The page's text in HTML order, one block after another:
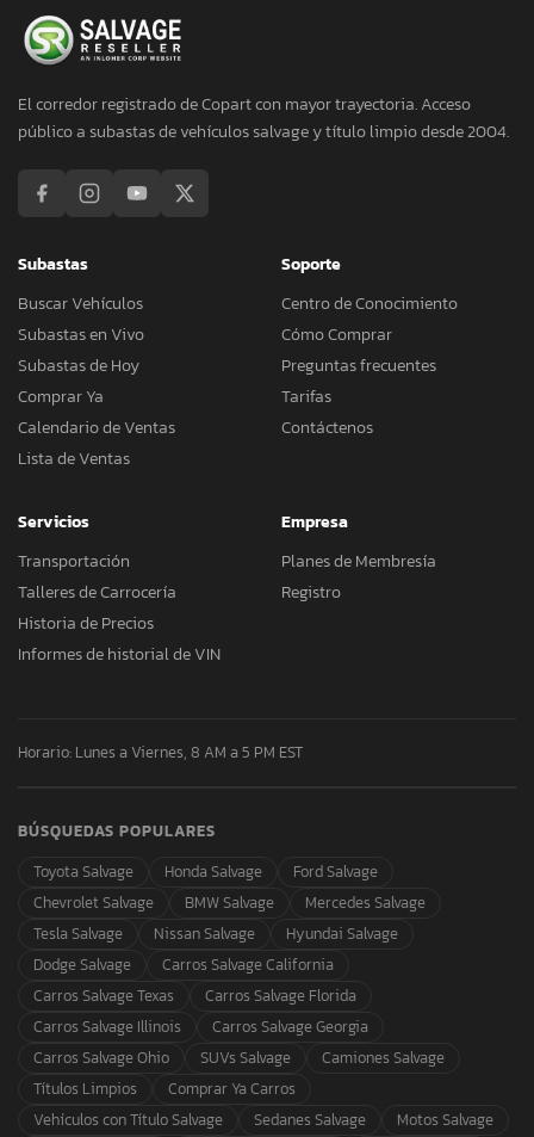
El corredor registrado de Copart con mayor trayectoria. Acceso
público a subastas de vehículos salvage y título limpio desde 2004.
Subastas
Buscar Vehículos
Subastas en Vivo
Subastas de Hoy
Comprar Ya
Calendario de Ventas
Lista de Ventas
Soporte
Centro de Conocimiento
Cómo Comprar
Preguntas frecuentes
Tarifas
Contáctenos
Servicios
Transportación
Talleres de Carrocería
Historia de Precios
Informes de historial de VIN
Empresa
Planes de Membresía
Registro
Horario: Lunes a Viernes, 8 AM a 5 PM EST
BÚSQUEDAS POPULARES
Toyota Salvage
Honda Salvage
Ford Salvage
Chevrolet Salvage
BMW Salvage
Mercedes Salvage
Tesla Salvage
Nissan Salvage
Hyundai Salvage
Dodge Salvage
Carros Salvage California
Carros Salvage Texas
Carros Salvage Florida
Carros Salvage Illinois
Carros Salvage Georgia
Carros Salvage Ohio
SUVs Salvage
Camiones Salvage
Títulos Limpios
Comprar Ya Carros
Vehículos con Título Salvage
Sedanes Salvage Motos Salvage